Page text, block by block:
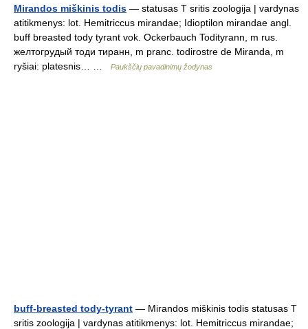
Mirandos miškinis todis — statusas T sritis zoologija | vardynas
atitikmenys: lot. Hemitriccus mirandae; Idioptilon mirandae angl.
buff breasted tody tyrant vok. Ockerbauch Todityrann, m rus.
желтогрудый тоди тиранн, m pranc. todirostre de Miranda, m
ryšiai: platesnis… …
Paukščių pavadinimų žodynas
buff-breasted tody-tyrant — Mirandos miškinis todis statusas T
sritis zoologija | vardynas atitikmenys: lot. Hemitriccus mirandae;